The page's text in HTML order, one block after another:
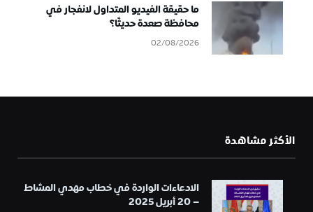
ما حقيقة الفيديو المتداول لانفجار في
محافظة صعدة حديثًا؟
02/08/2026
الأكثر مشاهدة
الادعاءات الواردة في خطاب مهدي المشاط
– 20 أبريل 2025